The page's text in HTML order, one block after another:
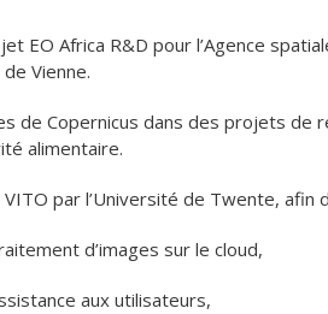
EO Africa R&D pour l’Agence
Vienne.
de Copernicus dans des projets de
alimentaire.
par l’Université de Twente, afin
d’images sur le cloud,
aux utilisateurs,